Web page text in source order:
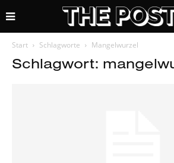
Start Schlagworte Mangelwurzel
Schlagwort: